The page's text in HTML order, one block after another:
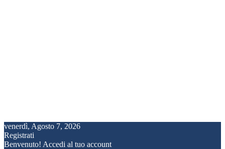
venerdì, Agosto 7, 2026
Registrati
Benvenuto! Accedi al tuo account